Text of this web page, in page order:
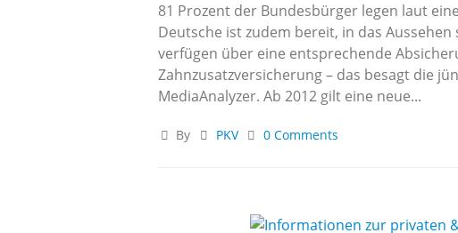
81 Prozent der Bundesbürger legen laut
Deutsche ist zudem bereit, in das
verfügen über eine entsprechende
Zahnzusatzversicherung – das besagt die
MediaAnalyzer. Ab 2012 gilt eine neue...
By PKV 0 Comments